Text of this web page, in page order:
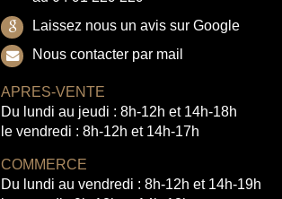
Laissez nous un avis sur Google
Nous contacter par mail
APRES-VENTE
Du lundi au jeudi : 8h-12h et 14h-18h
le vendredi : 8h-12h et 14h-17h
COMMERCE
Du lundi au vendredi : 8h-12h et 14h-19h